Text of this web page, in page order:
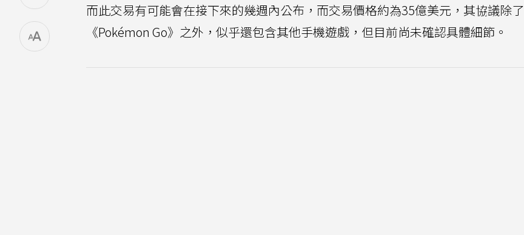
而此交易有可能會在接下來的幾週內公布，而交易價格約為35億美元，其協議除了
《Pokémon Go》之外，似乎還包含其他手機遊戲，但目前尚未確認具體細節。